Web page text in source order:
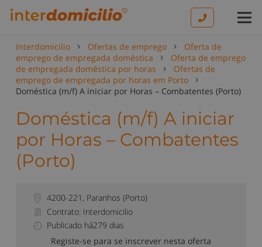
Interdomicilio Ofertas de emprego
Oferta de
emprego de empregada doméstica
Oferta de emprego
de empregada doméstica por horas
Ofertas de
emprego de empregada por horas em Porto
Doméstica (m/f) A iniciar por Horas – Combatentes (Porto)
Doméstica (m/f) A iniciar
por Horas – Combatentes
(Porto)
4200-221 , Paranhos (Porto)
Contrato: Interdomicilio
Publicado há279 dias
Registe-se para se inscrever nesta oferta